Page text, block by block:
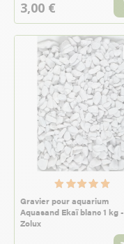
3,00 €
Gravier pour aquarium
Aquasand Ekaï blanc 1 kg -
Zolux